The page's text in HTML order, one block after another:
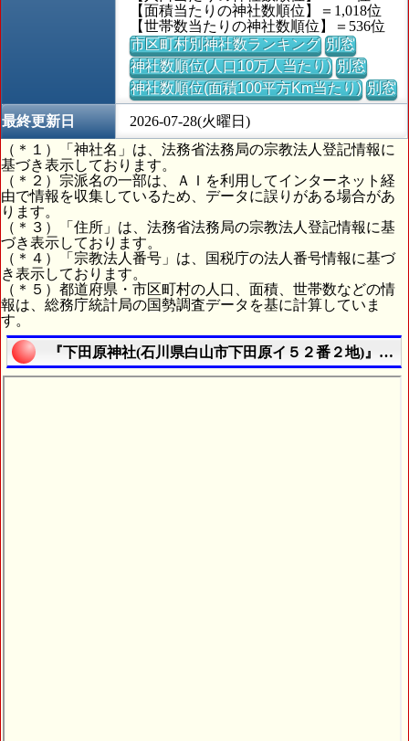
【面積当たりの神社数順位】＝1,018位
【世帯数当たりの神社数順位】＝536位
市区町村別神社数ランキング 別窓
神社数順位(人口10万人当たり) 別窓
神社数順位(面積100平方Km当たり) 別窓
最終更新日
2026-07-28(火曜日)
（＊１）「神社名」は、法務省法務局の宗教法人登記情報に
基づき表示しております。
（＊２）宗派名の一部は、ＡＩを利用してインターネット経
由で情報を収集しているため、データに誤りがある場合があ
ります。
（＊３）「住所」は、法務省法務局の宗教法人登記情報に基
づき表示しております。
（＊４）「宗教法人番号」は、国税庁の法人番号情報に基づ
き表示しております。
（＊５）都道府県・市区町村の人口、面積、世帯数などの情
報は、総務庁統計局の国勢調査データを基に計算していま
す。
『下田原神社(石川県白山市下田原イ５２番２地)』の